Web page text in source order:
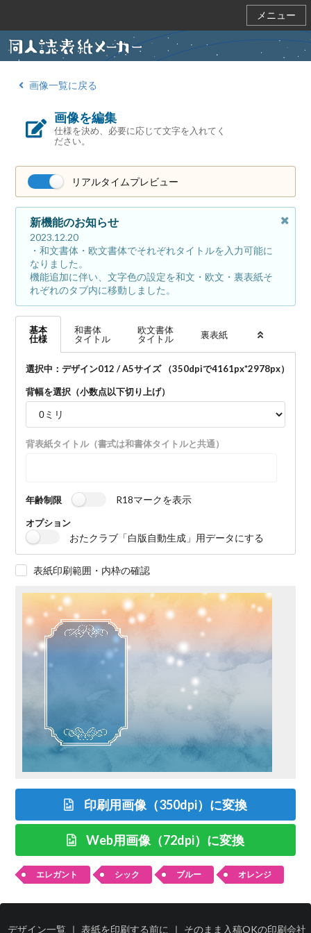
メニュー
画像一覧に戻る
画像を編集
仕様を決め、必要に応じて文字を入れてく
ださい。
リアルタイムプレビュー
新機能のお知らせ
2023.12.20
・和文書体・欧文書体でそれぞれタイトルを入力可能に
なりました。
機能追加に伴い、文字色の設定を和文・欧文・裏表紙そ
れぞれのタブ内に移動しました。
基本
仕様
和書体
タイトル
欧文書体
タイトル
裏表紙
選択中：デザイン012 / A5サイズ （350dpiで4161px*2978px）
背幅を選択（小数点以下切り上げ）
背表紙タイトル（書式は和書体タイトルと共通）
年齢制限 R18マークを表示
オプション
おたクラブ「白版自動生成」用データにする
表紙印刷範囲・内枠の確認
印刷用画像（350dpi）に変換
Web用画像（72dpi）に変換
エレガント シック ブルー オレンジ
デザイン一覧 ｜ 表紙を印刷する前に ｜ そのまま入稿OKの印刷会社